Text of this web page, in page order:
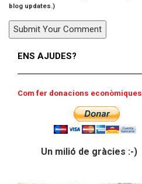
blog updates.)
ENS AJUDES?
Com fer donacions econòmiques
Un milió de gràcies :-)